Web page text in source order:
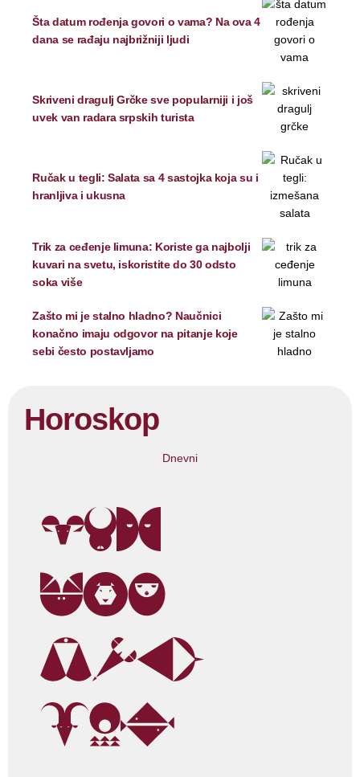
Šta datum rođenja govori o vama? Na ova 4
dana se rađaju najbrižniji ljudi
Skriveni dragulj Grčke sve popularniji i još
uvek van radara srpskih turista
Ručak u tegli: Salata sa 4 sastojka koja su i
hranljiva i ukusna
Trik za ceđenje limuna: Koriste ga najbolji
kuvari na svetu, iskoristite do 30 odsto
soka više
Zašto mi je stalno hladno? Naučnici
konačno imaju odgovor na pitanje koje
sebi često postavljamo
Horoskop
Dnevni